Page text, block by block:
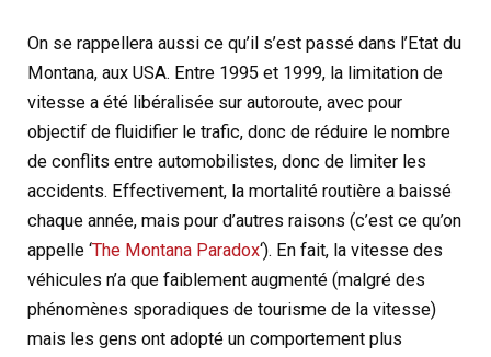
On se rappellera aussi ce qu’il s’est passé dans l’Etat du
Montana, aux USA. Entre 1995 et 1999, la limitation de
vitesse a été libéralisée sur autoroute, avec pour
objectif de fluidifier le trafic, donc de réduire le nombre
de conflits entre automobilistes, donc de limiter les
accidents. Effectivement, la mortalité routière a baissé
chaque année, mais pour d’autres raisons (c’est ce qu’on
appelle ‘The Montana Paradox‘). En fait, la vitesse des
véhicules n’a que faiblement augmenté (malgré des
phénomènes sporadiques de tourisme de la vitesse)
mais les gens ont adopté un comportement plus